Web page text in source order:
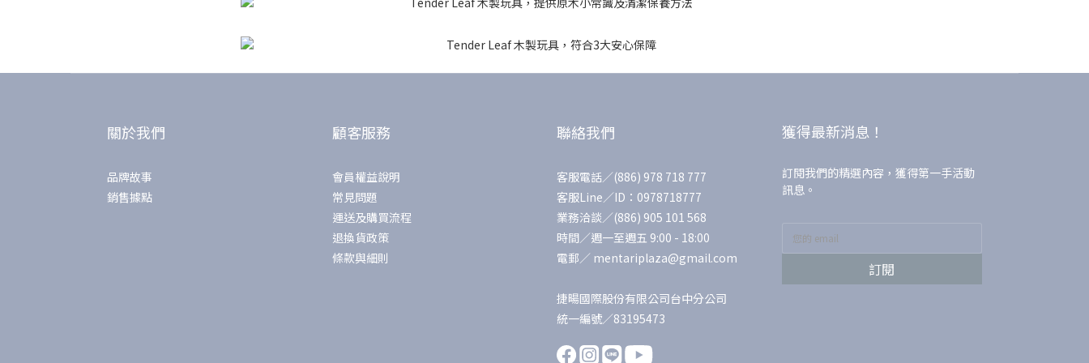
關於我們
品牌故事
銷售據點
顧客服務
會員權益說明
常見問題
運送及購買流程
退換貨政策
條款與細則
聯絡我們
客服電話／(886) 978 718 777
客服Line／ID：0978718777
業務洽談／(886) 905 101 568
時間／週一至週五 9:00 - 18:00
電郵／ mentariplaza@gmail.com
捷暘國際股份有限公司台中分公司
統一編號／83195473
獲得最新消息！
訂閱我們的精選內容，獲得第一手活動
訊息。
訂閱